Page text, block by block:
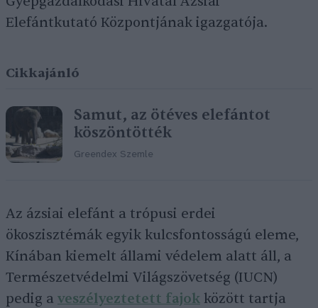
Elefántkutató Központjának igazgatója.
Cikkajánló
Samut, az ötéves elefántot
köszöntötték
Greendex Szemle
Az ázsiai elefánt a trópusi erdei
ökoszisztémák egyik kulcsfontosságú eleme,
Kínában kiemelt állami védelem alatt áll, a
Természetvédelmi Világszövetség (IUCN)
pedig a veszélyeztetett fajok között tartja